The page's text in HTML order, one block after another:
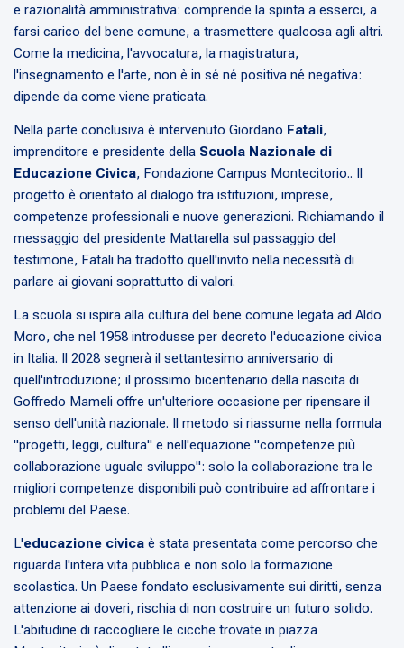
e razionalità amministrativa: comprende la spinta a esserci, a
farsi carico del bene comune, a trasmettere qualcosa agli altri.
Come la medicina, l'avvocatura, la magistratura,
l'insegnamento e l'arte, non è in sé né positiva né negativa:
dipende da come viene praticata.
Nella parte conclusiva è intervenuto Giordano Fatali,
imprenditore e presidente della Scuola Nazionale di
Educazione Civica, Fondazione Campus Montecitorio.. Il
progetto è orientato al dialogo tra istituzioni, imprese,
competenze professionali e nuove generazioni. Richiamando il
messaggio del presidente Mattarella sul passaggio del
testimone, Fatali ha tradotto quell'invito nella necessità di
parlare ai giovani soprattutto di valori.
La scuola si ispira alla cultura del bene comune legata ad Aldo
Moro, che nel 1958 introdusse per decreto l'educazione civica
in Italia. Il 2028 segnerà il settantesimo anniversario di
quell'introduzione; il prossimo bicentenario della nascita di
Goffredo Mameli offre un'ulteriore occasione per ripensare il
senso dell'unità nazionale. Il metodo si riassume nella formula
"progetti, leggi, cultura" e nell'equazione "competenze più
collaborazione uguale sviluppo": solo la collaborazione tra le
migliori competenze disponibili può contribuire ad affrontare i
problemi del Paese.
L'educazione civica è stata presentata come percorso che
riguarda l'intera vita pubblica e non solo la formazione
scolastica. Un Paese fondato esclusivamente sui diritti, senza
attenzione ai doveri, rischia di non costruire un futuro solido.
L'abitudine di raccogliere le cicche trovate in piazza